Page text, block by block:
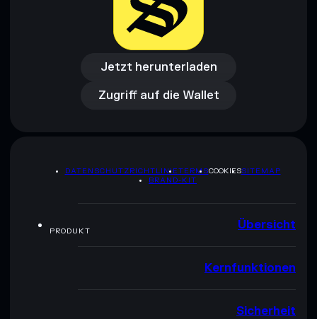
Jetzt herunterladen
Jetzt herunterladen
Zugriff auf die Wallet
Zugriff auf die Wallet
DATENSCHUTZRICHTLINIETERMSCOOKIESSITEMAP
BRAND-KIT
PRODUKT Übersicht
Kernfunktionen
Sicherheit